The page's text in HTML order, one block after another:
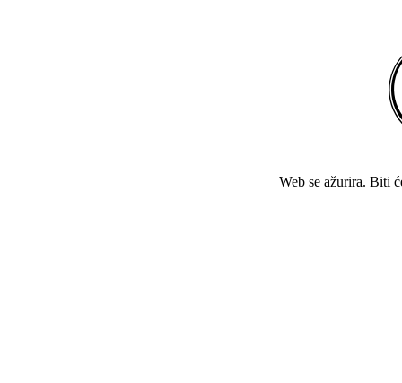
Web se ažurira. Biti